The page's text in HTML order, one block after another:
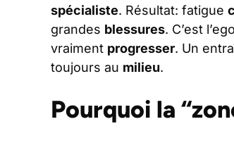
spécialiste. Résultat: fatigue
grandes blessures. C’est
vraiment progresser. Un
toujours au milieu.
Pourquoi la